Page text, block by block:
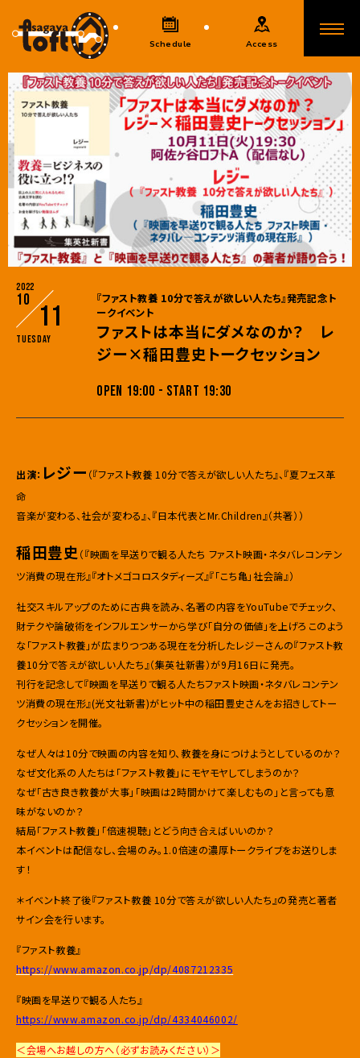
Schedule Access
2022
10
11
Tuesday
『ファスト教養 10分で答えが欲しい人たち』発売記念ト
ークイベント
ファストは本当にダメなのか？ レ
ジー×稲田豊史トークセッション
OPEN 19:00 - START 19:30
出演： レジー （『ファスト教養 10分で答えが欲しい人たち』、『夏フェス革
命
音楽が変わる、社会が変わる』、『日本代表とMr.Children』（共著））
稲田豊史 （『映画を早送りで観る人たち ファスト映画・ネタバレ――コンテン
ツ消費の現在形』『オトメゴコロスタディーズ』『「こち亀」社会論』）
社交スキルアップのために古典を読み、名著の内容をYouTubeでチェック、
財テクや論破術をインフルエンサーから学び「自分の価値」を上げろ――このよう
な「ファスト教養」が広まりつつある現在を分析したレジーさんの『ファスト教
養10分で答えが欲しい人たち』（集英社新書）が9月16日に発売。
刊行を記念して『映画を早送りで観る人たちファスト映画・ネタバレ――コンテン
ツ消費の現在形』(光文社新書)がヒット中の稲田豊史さんをお招きしてトー
クセッションを開催。
なぜ人々は10分で映画の内容を知り、教養を身につけようとしているのか？
なぜ文化系の人たちは「ファスト教養」にモヤモヤしてしまうのか？
なぜ「古き良き教養が大事」「映画は2時間かけて楽しむもの」と言っても意
味がないのか？
結局「ファスト教養」「倍速視聴」とどう向き合えばいいのか？
本イベントは配信なし、会場のみ。1.0倍速の濃厚トークライブをお送りしま
す！
＊イベント終了後『ファスト教養 10分で答えが欲しい人たち』の発売と著者
サイン会を行います。
『ファスト教養』
https://www.amazon.co.jp/dp/4087212335
『映画を早送りで観る人たち』
https://www.amazon.co.jp/dp/4334046002/
＜会場へお越しの方へ（必ずお読みください）＞